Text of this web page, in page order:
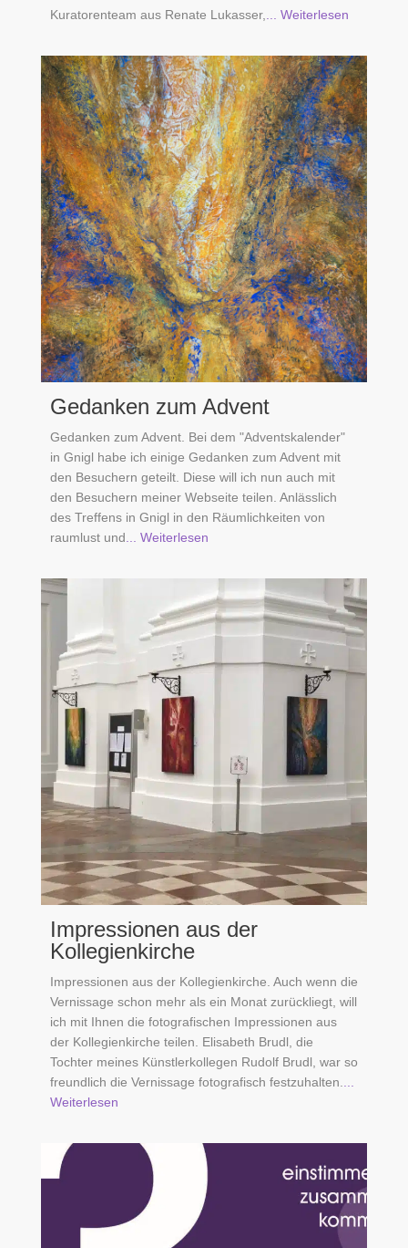
Kuratorenteam aus Renate Lukasser,
... Weiterlesen
Gedanken zum Advent
Gedanken zum Advent. Bei dem "Adventskalender"
in Gnigl habe ich einige Gedanken zum Advent mit
den Besuchern geteilt. Diese will ich nun auch mit
den Besuchern meiner Webseite teilen. Anlässlich
des Treffens in Gnigl in den Räumlichkeiten von
raumlust und ... Weiterlesen
Impressionen aus der
Kollegienkirche
Impressionen aus der Kollegienkirche. Auch wenn die
Vernissage schon mehr als ein Monat zurückliegt, will
ich mit Ihnen die fotografischen Impressionen aus
der Kollegienkirche teilen. Elisabeth Brudl, die
Tochter meines Künstlerkollegen Rudolf Brudl, war so
freundlich die Vernissage fotografisch festzuhalten.
Weiterlesen